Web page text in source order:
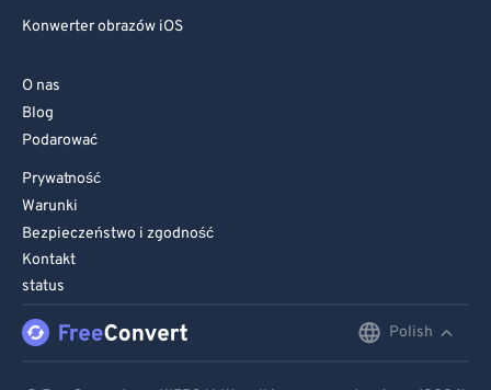
Konwerter obrazów iOS
O nas
Blog
Podarować
Prywatność
Warunki
Bezpieczeństwo i zgodność
Kontakt
status
Polish